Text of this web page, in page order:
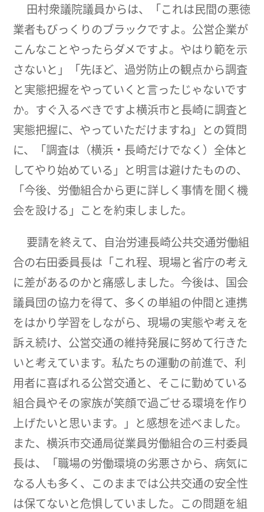
田村衆議院議員からは、「これは民間の悪徳
業者もびっくりのブラックですよ。公営企業が
こんなことやったらダメですよ。やはり範を示
さないと」「先ほど、過労防止の観点から調査
と実態把握をやっていくと言ったじゃないです
か。すぐ入るべきですよ横浜市と長崎に調査と
実態把握に、やっていただけますね」との質問
に、「調査は（横浜・長崎だけでなく）全体と
してやり始めている」と明言は避けたものの、
「今後、労働組合から更に詳しく事情を聞く機
会を設ける」ことを約束しました。
要請を終えて、自治労連長崎公共交通労働組
合の右田委員長は「これ程、現場と省庁の考え
に差があるのかと痛感しました。今後は、国会
議員団の協力を得て、多くの単組の仲間と連携
をはかり学習をしながら、現場の実態や考えを
訴え続け、公営交通の維持発展に努めて行きた
いと考えています。私たちの運動の前進で、利
用者に喜ばれる公営交通と、そこに勤めている
組合員やその家族が笑顔で過ごせる環境を作り
上げたいと思います。」と感想を述べました。
また、横浜市交通局従業員労働組合の三村委員
長は、「職場の労働環境の劣悪さから、病気に
なる人も多く、このままでは公共交通の安全性
は保てないと危惧していました。この問題を組